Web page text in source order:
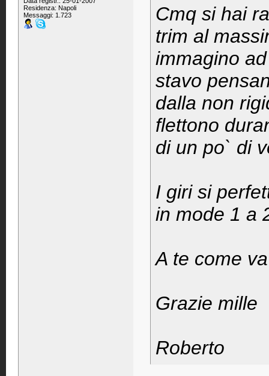
Residenza: Napoli
Messaggi: 1.723
Cmq si hai
trim al
immagino
stavo
dalla non
flettono
di un po` di
I giri si
in mode 1 a
A te come
Grazie mille
Roberto